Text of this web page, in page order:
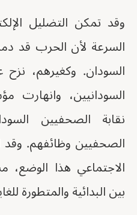
وقد تمكن التضليل
السرعة لأن الحرب قد
السودان. وكغيرهم،
السودانيين،
الصحفيين وظائفهم.
الاجتماعي هذا
بين البدائية والمتطورة